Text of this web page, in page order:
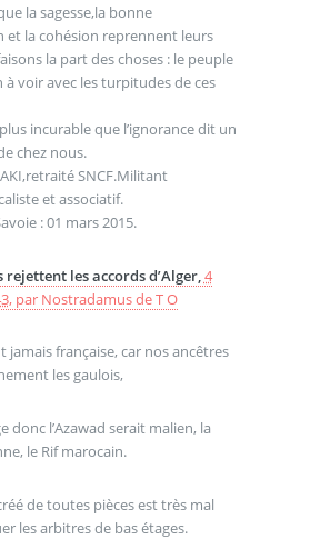
la sagesse,la bonne
et la cohésion reprennent leurs
la part des choses : le peuple
à voir avec les turpitudes de ces
incurable que l’ignorance dit un
chez nous.
SNCF.Militant
et associatif.
: 01 mars 2015.
rejettent les accords d’Alger, 4
, par Nostradamus de T O
jamais française, car nos ancêtres
les gaulois,
donc l’Azawad serait malien, la
le Rif marocain.
de toutes pièces est très mal
les arbitres de bas étages.